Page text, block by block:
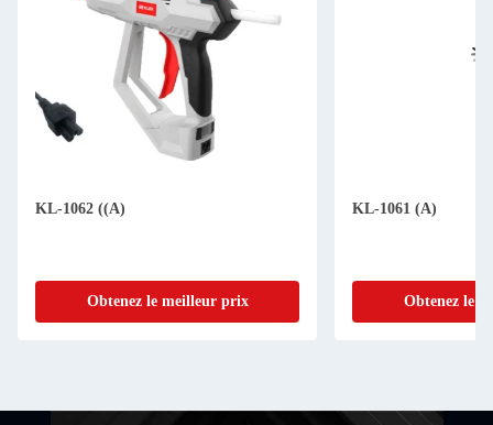
KL-1062 ((A)
Obtenez le meilleur prix
KL-1061 (A)
Obtenez le